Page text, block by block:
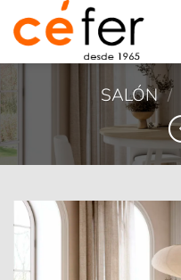
SALÓN /